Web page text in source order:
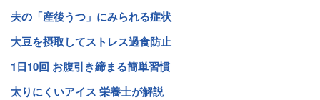
夫の「産後うつ」にみられる症状
大豆を摂取してストレス過食防止
1日10回 お腹引き締まる簡単習慣
太りにくいアイス 栄養士が解説